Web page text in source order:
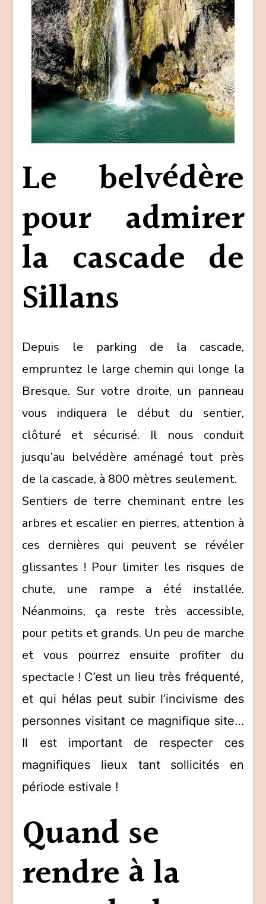
Le belvédère
pour admirer
la cascade de
Sillans
Depuis le parking de la cascade,
empruntez le large chemin qui longe la
Bresque. Sur votre droite, un panneau
vous indiquera le début du sentier,
clôturé et sécurisé. Il nous conduit
jusqu’au belvédère aménagé tout près
de la cascade, à 800 mètres seulement.
Sentiers de terre cheminant entre les
arbres et escalier en pierres, attention à
ces dernières qui peuvent se révéler
glissantes ! Pour limiter les risques de
chute, une rampe a été installée.
Néanmoins, ça reste très accessible,
pour petits et grands. Un peu de marche
et vous pourrez ensuite profiter du
spectacle ! C’est un lieu très fréquenté,
et qui hélas peut subir l’incivisme des
personnes visitant ce magnifique site…
Il est important de respecter ces
magnifiques lieux tant sollicités en
période estivale !
Quand se
rendre à la